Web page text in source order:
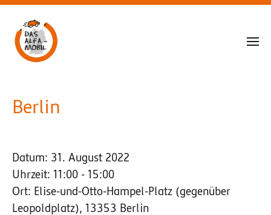
Berlin
Datum: 31. August 2022
Uhrzeit: 11:00 - 15:00
Ort: Elise-und-Otto-Hampel-Platz (gegenüber
Leopoldplatz), 13353 Berlin